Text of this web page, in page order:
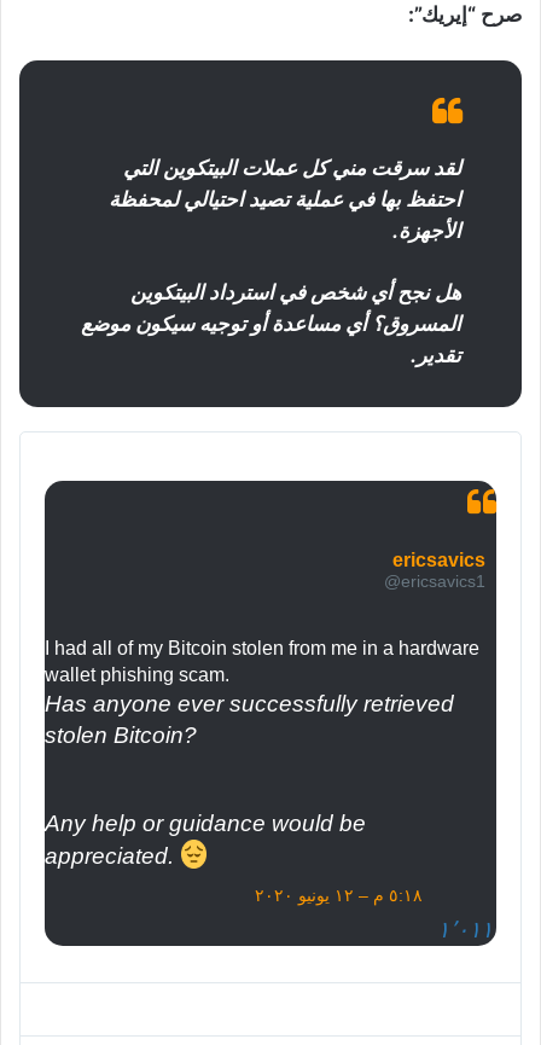
صرح “إيريك”:
لقد سرقت مني كل عملات البيتكوين التي
احتفظ بها في عملية تصيد احتيالي لمحفظة
الأجهزة.
هل نجح أي شخص في استرداد البيتكوين
المسروق؟ أي مساعدة أو توجيه سيكون موضع
تقدير.
ericsavics
@ericsavics1
I had all of my Bitcoin stolen from me in a hardware
Has anyone ever successfully retrieved
stolen Bitcoin?
Any help or guidance would be
appreciated.
١٬٠١١
٥:١٨ م – ١٢ يونيو ٢٠٢٠
ل
م